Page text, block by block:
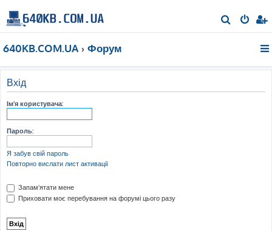
о
640KB.COM.UA Форум
Вхід
Ім'я користувача:
Пароль:
Я забув свій пароль
Повторно вислати лист активації
Запам'ятати мене
Приховати моє перебування на форумі цього разу